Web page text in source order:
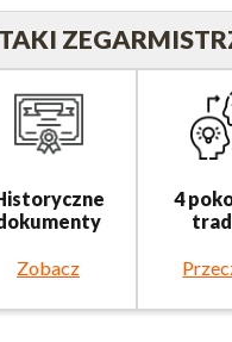
Zobacz
4